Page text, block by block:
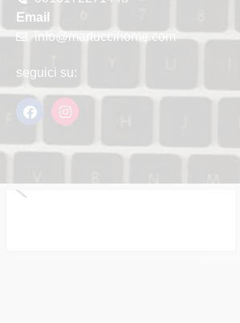
Email
info@martuccihome.com
seguici su: